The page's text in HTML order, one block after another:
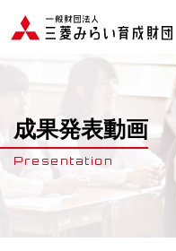
成果発表動画
Presentation